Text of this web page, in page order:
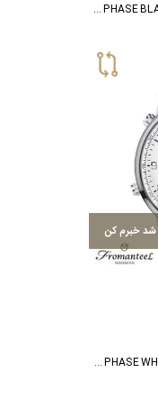
ساعت مچی فرومنتیل مدل MOON PHASE BLACK
شد خبرم کن
ساعت مچی فرومنتیل مدل MOON PHASE WHITE